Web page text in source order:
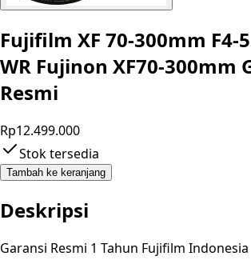
Fujifilm XF 70-300mm F4-
WR Fujinon XF70-300mm
Resmi
Rp12.499.000
Stok tersedia
Tambah ke keranjang
Deskripsi
Garansi Resmi 1 Tahun Fujifilm Indonesia